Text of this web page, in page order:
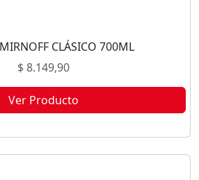
CLÁSICO 700ML
$8.149,90
Ver Producto